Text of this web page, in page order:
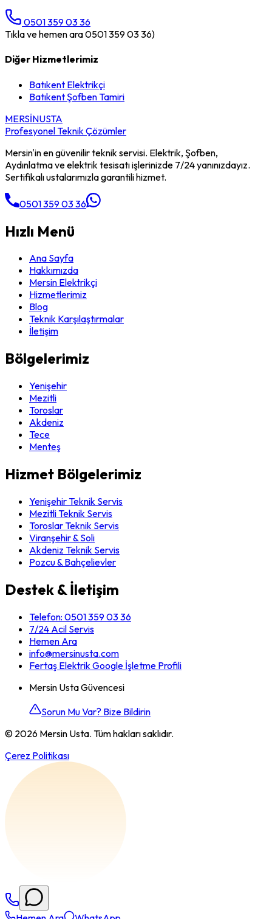
0501 359 03 36
Tıkla ve hemen ara 0501 359 03 36)
Diğer Hizmetlerimiz
Batıkent Elektrikçi
BatıkentŞofben Tamiri
MERSİNUSTA
Profesyonel Teknik Çözümler
Mersin'in en güvenilir teknik servisi. Elektrik, Şofben,
Aydınlatma ve elektrik tesisatı işlerinizde 7/24 yanınızdayız.
Sertifikalı ustalarımızla garantili hizmet.
0501 359 03 36
Hızlı Menü
Ana Sayfa
Hakkımızda
Mersin Elektrikçi
Hizmetlerimiz
Blog
Teknik Karşılaştırmalar
İletişim
Bölgelerimiz
Yenişehir
Mezitli
Toroslar
Akdeniz
Tece
Menteş
Hizmet Bölgelerimiz
Yenişehir Teknik Servis
Mezitli Teknik Servis
Toroslar Teknik Servis
Viranşehir & Soli
Akdeniz Teknik Servis
Pozcu & Bahçelievler
Destek & İletişim
Telefon: 0501 359 03 36
7/24 Acil Servis
Hemen Ara
info@mersinusta.com
Fertaş Elektrik Google İşletme Profili
Mersin Usta Güvencesi
Sorun Mu Var? Bize Bildirin
© 2026 Mersin Usta. Tüm hakları saklıdır.
Çerez Politikası